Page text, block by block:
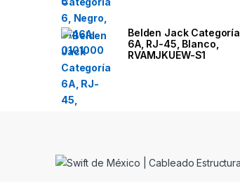
Belden Jack Categoría
6A, RJ-45, Blanco,
RVAMJKUEW-S1